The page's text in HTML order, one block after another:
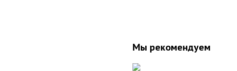
Мы рекомендуем